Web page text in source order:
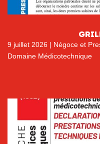
9 juillet 2026 | Négoce et
Domaine Médicotechnique